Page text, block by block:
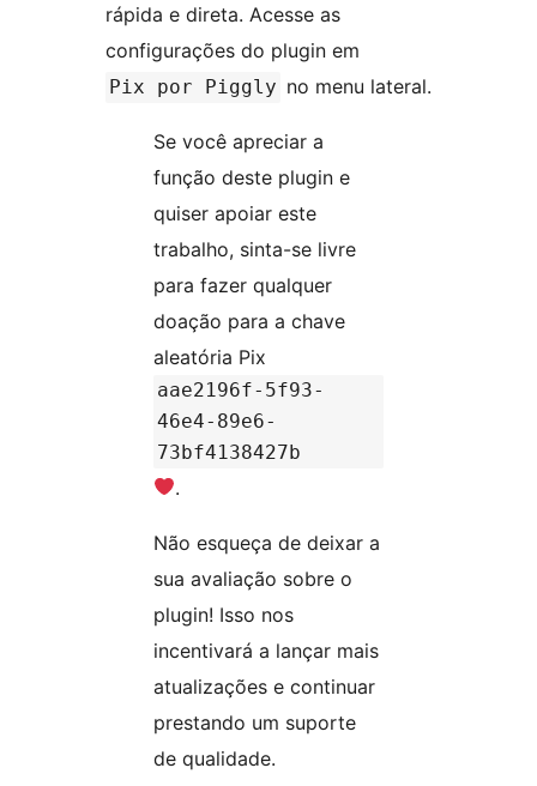
rápida e direta. Acesse as
configurações do plugin em
Pix por Piggly no menu lateral.
Se você apreciar a
função deste plugin e
quiser apoiar este
trabalho, sinta-se livre
para fazer qualquer
doação para a chave
aleatória Pix
aae2196f-5f93-
46e4-89e6-
73bf4138427b
.
Não esqueça de deixar a
sua avaliação sobre o
plugin! Isso nos
incentivará a lançar mais
atualizações e continuar
prestando um suporte
de qualidade.